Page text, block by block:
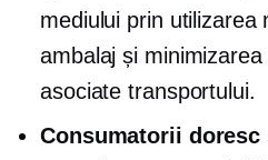
mediului prin utilizarea
ambalaj și
asociate transportului.
Consumatorii doresc